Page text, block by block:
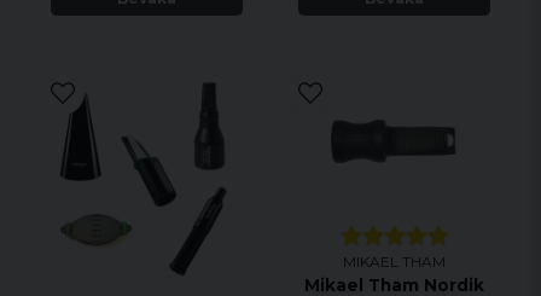
MIKAEL THAM
Mikael Tham Nordik